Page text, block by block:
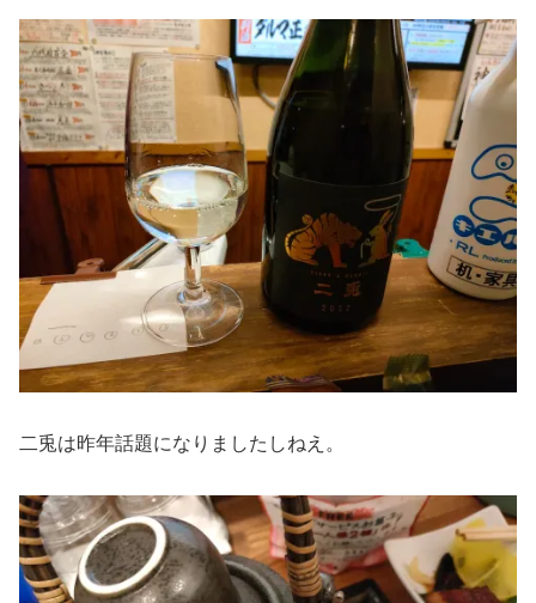
二兎は昨年話題になりましたしねえ。